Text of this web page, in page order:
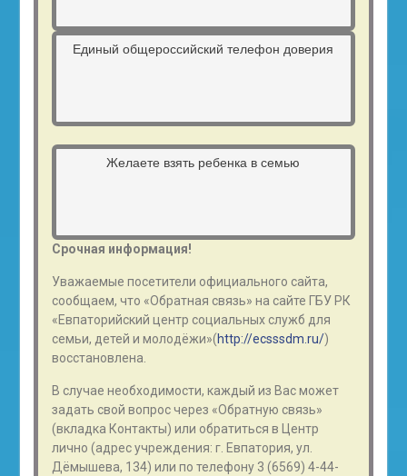
Единый общероссийский телефон доверия
Желаете взять ребенка в семью
Срочная информация!
Уважаемые посетители официального сайта,
сообщаем, что «Обратная связь» на сайте ГБУ РК
«Евпаторийский центр социальных служб для
семьи, детей и молодёжи»(http://ecsssdm.ru/)
восстановлена.
В случае необходимости, каждый из Вас может
задать свой вопрос через «Обратную связь»
(вкладка Контакты) или обратиться в Центр
лично (адрес учреждения: г. Евпатория, ул.
Дёмышева, 134) или по телефону 3 (6569) 4-44-